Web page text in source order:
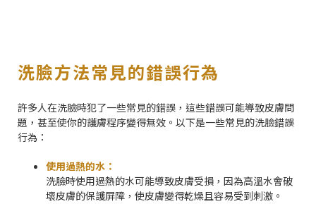
洗臉方法常見的錯誤行為
許多人在洗臉時犯了一些常見的錯誤，這些錯誤可能導致皮膚問
題，甚至使你的護膚程序變得無效。以下是一些常見的洗臉錯誤
行為：
使用過熱的水：
洗臉時使用過熱的水可能導致皮膚受損，因為高溫水會破
壞皮膚的保護屏障，使皮膚變得乾燥且容易受到刺激。